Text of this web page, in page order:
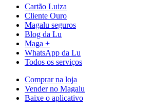
Cartão Luiza
Cliente Ouro
Magalu seguros
Blog da Lu
Maga +
WhatsApp da Lu
Todos os serviços
Comprar na loja
Vender no Magalu
Baixe o aplicativo